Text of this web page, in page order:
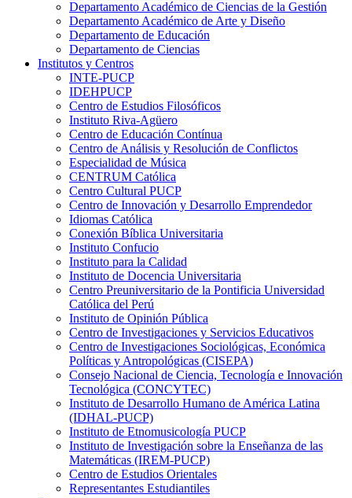
Departamento Académico de Ciencias de la Gestión
Departamento Académico de Arte y Diseño
Departamento de Educación
Departamento de Ciencias
Institutos y Centros
INTE-PUCP
IDEHPUCP
Centro de Estudios Filosóficos
Instituto Riva-Agüero
Centro de Educación Contínua
Centro de Análisis y Resolución de Conflictos
Especialidad de Música
CENTRUM Católica
Centro Cultural PUCP
Centro de Innovación y Desarrollo Emprendedor
Idiomas Católica
Conexión Bíblica Universitaria
Instituto Confucio
Instituto para la Calidad
Instituto de Docencia Universitaria
Centro Preuniversitario de la Pontificia Universidad
Católica del Perú
Instituto de Opinión Pública
Centro de Investigaciones y Servicios Educativos
Centro de Investigaciones Sociológicas, Económica
Políticas y Antropológicas (CISEPA)
Consejo Nacional de Ciencia, Tecnología e Innovación
Tecnológica (CONCYTEC)
Instituto de Desarrollo Humano de América Latina
(IDHAL-PUCP)
Instituto de Etnomusicología PUCP
Instituto de Investigación sobre la Enseñanza de las
Matemáticas (IREM-PUCP)
Centro de Estudios Orientales
Representantes Estudiantiles